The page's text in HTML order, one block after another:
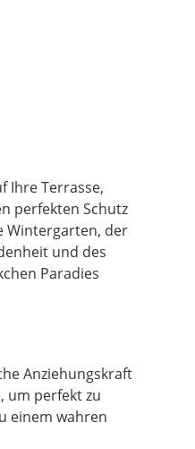
Ihre Terrasse,
perfekten Schutz
Wintergarten, der
und des
Paradies
Anziehungskraft
um perfekt zu
einem wahren